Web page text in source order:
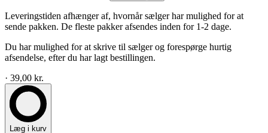
Leveringstiden afhænger af, hvornår sælger har mulighed for at
sende pakken. De fleste pakker afsendes inden for 1-2 dage.
Du har mulighed for at skrive til sælger og forespørge hurtig
afsendelse, efter du har lagt bestillingen.
· 39,00 kr.
Læg i kurv